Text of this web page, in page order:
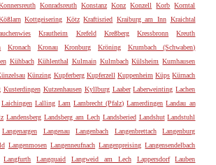
Konradsreuth Konstanz Konz Konzell Korb Korntal
Kottgeisering Kötz Kraftisried Kraiburg am Inn Kraichtal
Krautheim Krefeld Kreßberg Kressbronn
Kreuth
Kronach Kronau Kronburg Kröning
Krumbach (Schwaben)
Kühbach Kühlenthal Kulmain Kulmbach Külsheim Kumhausen
Künzing Kupferberg Kupferzell Kuppenheim Küps Kürnach
Kusterdingen Kutzenhausen Kyllburg Laaber Laberweinting Lachen
Laichingen Lalling Lam Lambrecht (Pfalz) Lamerdingen Landau an
Landensberg Landsberg am Lech Landsberied Landshut Landstuhl
Langenargen Langenau Langenbach Langenbrettach
Langenburg
Langenmosen Langenneufnach Langenpreising Langensendelbach
Langfurth Langquaid Langweid am Lech Lappersdorf
Lauben